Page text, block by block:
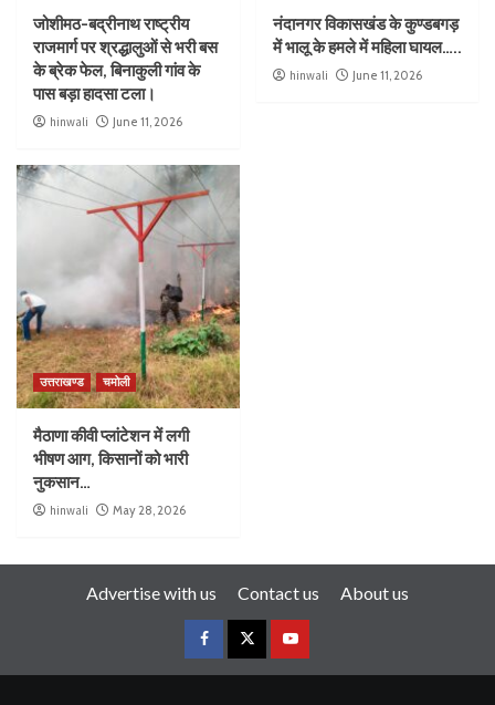
जोशीमठ-बद्रीनाथ राष्ट्रीय
राजमार्ग पर श्रद्धालुओं से भरी बस
के ब्रेक फेल, बिनाकुली गांव के
पास बड़ा हादसा टला।
hinwali June 11, 2026
नंदानगर विकासखंड के कुण्डबगड़
में भालू के हमले में महिला घायल…..
hinwali June 11, 2026
उत्तराखण्ड चमोली
मैठाणा कीवी प्लांटेशन में लगी
भीषण आग, किसानों को भारी
नुकसान…
hinwali May 28, 2026
Advertise with us Contact us About us